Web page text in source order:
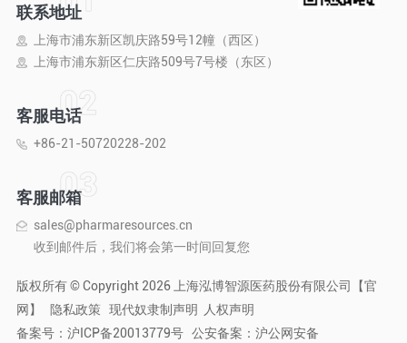
联系地址
上海市浦东新区凯庆路59号12幢（西区）
上海市浦东新区仁庆路509号7号楼（东区）
客服电话
+86-21-50720228-202
客服邮箱
sales@pharmaresources.cn
收到邮件后，我们将会第一时间回复您
版权所有 © Copyright 2026 上海泓博智源医药股份有限公司【官
网】
隐私政策 现代奴隶制声明 人权声明
备案号： 沪ICP备20013779号 公安备案： 沪公网安备